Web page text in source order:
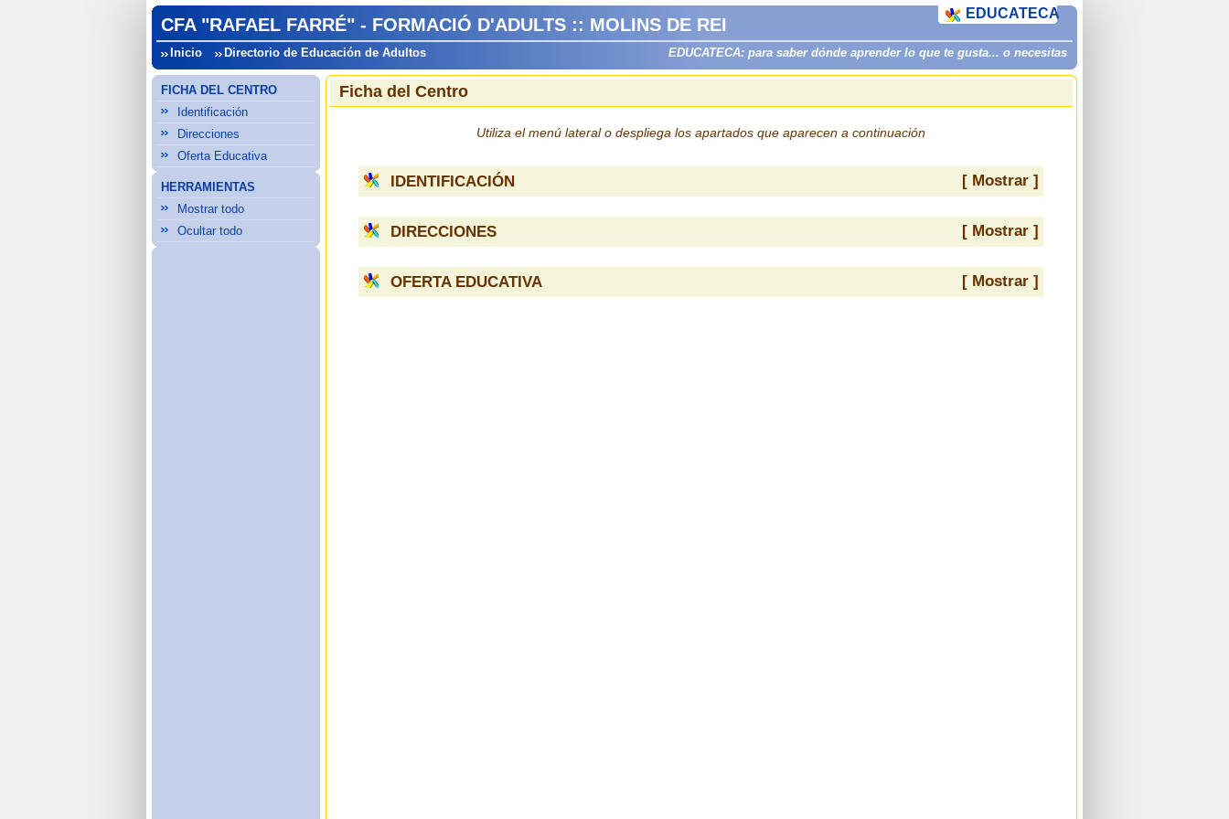
CFA "RAFAEL FARRÉ" - FORMACIÓ D'ADULTS :: MOLINS DE REI
Inicio Directorio de Educación de Adultos EDUCATECA: para saber dónde aprender lo que te gusta... o necesitas
EDUCATECA
FICHA DEL CENTRO
Identificación
Direcciones
Oferta Educativa
HERRAMIENTAS
Mostrar todo
Ocultar todo
Ficha del Centro
Utiliza el menú lateral o despliega los apartados que aparecen a continuación
IDENTIFICACIÓN [ Mostrar ]
DIRECCIONES [ Mostrar ]
OFERTA EDUCATIVA [ Mostrar ]